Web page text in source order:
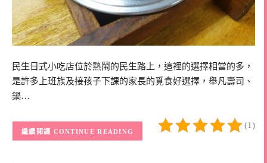
民生日式小吃店位於熱鬧的民生路上，這裡的選擇相當的多，
是許多上班族及接孩子下課的家長的覓食好選擇，舉凡壽司、
鍋…
(1)
CONTINUE READING